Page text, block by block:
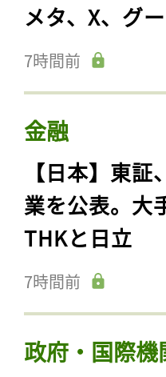
メタ、X、グ
7時間前
金融
【日本】東
業を公表。大
THKと日立
7時間前
政府・国際機